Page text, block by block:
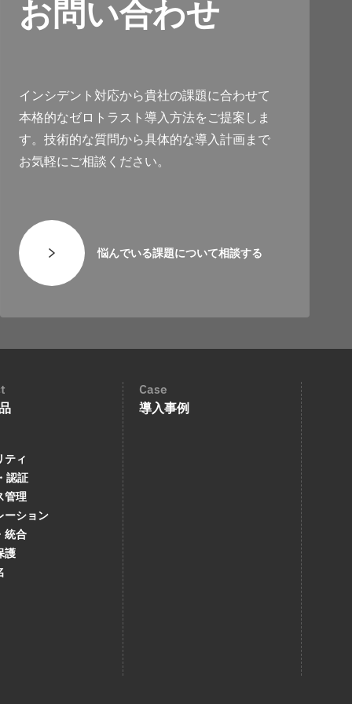
お問い合わせ
インシデント対応から貴社の課題に合わせて
本格的なゼロトラスト導入方法をご提案しま
す。技術的な質問から具体的な導入計画まで
お気軽にご相談ください。
悩んでいる課題について相談する
ティ
認証
管理
ーション
統合
護
Case
導入事例